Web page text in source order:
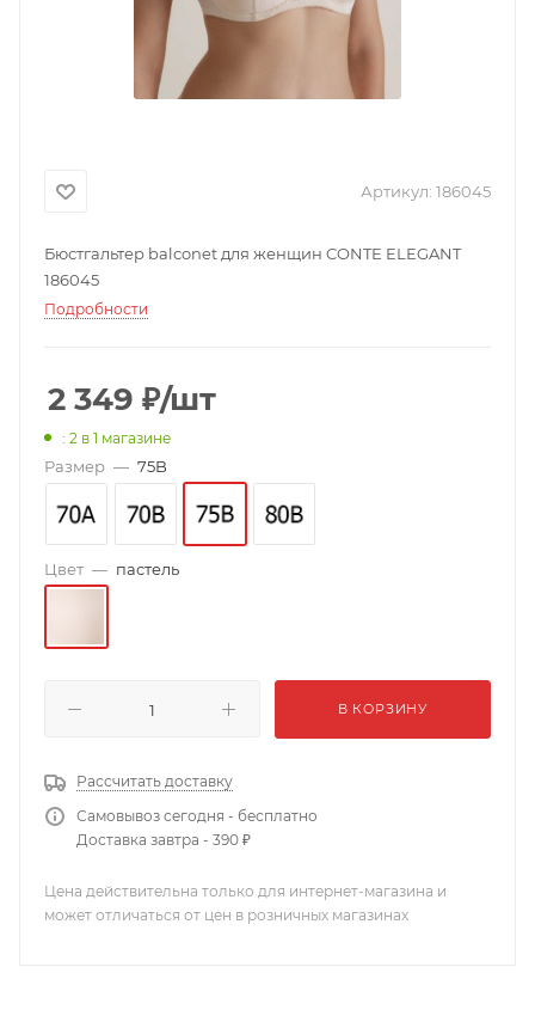
Артикул: 186045
Бюстгальтер balconet для женщин CONTE ELEGANT
186045
Подробности
2 349 ₽/шт
: 2 в 1 магазине
Размер — 75B
Цвет — пастель
В КОРЗИНУ
Рассчитать доставку
Самовывоз сегодня - бесплатно
Доставка завтра - 390 ₽
Цена действительна только для интернет-магазина и
может отличаться от цен в розничных магазинах